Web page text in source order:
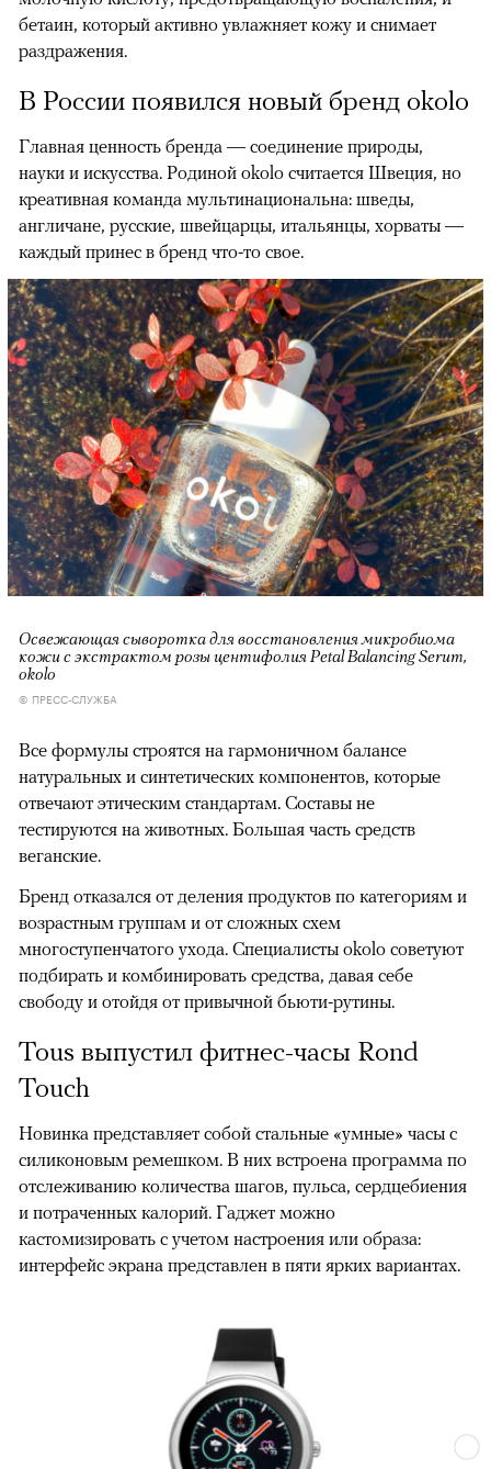
бетаин, который активно увлажняет кожу и снимает
раздражения.
В России появился новый бренд okolo
Главная ценность бренда — соединение природы,
науки и искусства. Родиной okolo считается Швеция, но
креативная команда мультинациональна: шведы,
англичане, русские, швейцарцы, итальянцы, хорваты —
каждый принес в бренд что-то свое.
Освежающая сыворотка для восстановления микробиома
кожи с экстрактом розы центифолия Petal Balancing Serum,
okolo
© ПРЕСС-СЛУЖБА
Все формулы строятся на гармоничном балансе
натуральных и синтетических компонентов, которые
отвечают этическим стандартам. Составы не
тестируются на животных. Большая часть средств
веганские.
Бренд отказался от деления продуктов по категориям и
возрастным группам и от сложных схем
многоступенчатого ухода. Специалисты okolo советуют
подбирать и комбинировать средства, давая себе
свободу и отойдя от привычной бьюти-рутины.
Tous выпустил фитнес-часы Rond
Touch
Новинка представляет собой стальные «умные» часы с
силиконовым ремешком. В них встроена программа по
отслеживанию количества шагов, пульса, сердцебиения
и потраченных калорий. Гаджет можно
кастомизировать с учетом настроения или образа:
интерфейс экрана представлен в пяти ярких вариантах.